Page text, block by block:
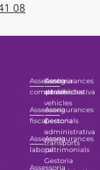
08
Assessoria
comptable
Assessoria
fiscal
Assessoria
laboral
Assessoria
Gestoria
administrativa
vehicles
Gestoria
administrativa
transports
Gestoria
Assegurances
de vehicles
Assegurances
personals
Assegurances
patrimonials